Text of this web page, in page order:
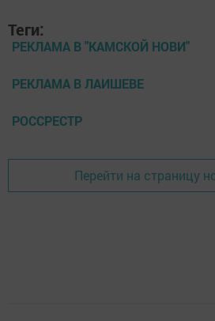
Теги:
РЕКЛАМА В "КАМСКОЙ НОВИ"
РЕКЛАМА В ЛАИШЕВЕ
РОССРЕСТР
Перейти на страницу